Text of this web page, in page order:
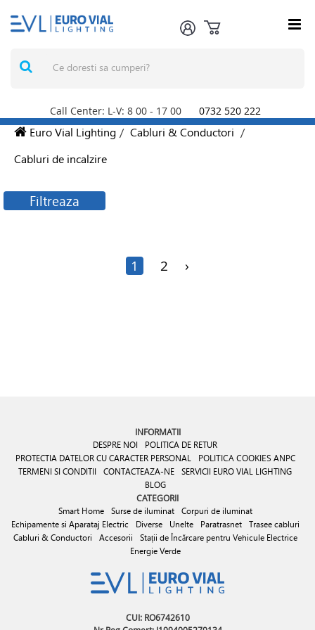
Call Center: L-V: 8 00 - 17 00 0732 520 222
Euro Vial Lighting / Cabluri & Conductori /
Cabluri de incalzire
Filtreaza
1 2 ›
INFORMATII
DESPRE NOI
POLITICA DE RETUR
PROTECTIA DATELOR CU CARACTER PERSONAL
POLITICA COOKIES ANPC
TERMENI SI CONDITII
CONTACTEAZA-NE SERVICII EURO VIAL LIGHTING
BLOG
CATEGORII
Smart Home Surse de iluminat
Corpuri de iluminat
Echipamente si Aparataj Electric
Diverse Unelte Paratrasnet
Trasee cabluri
Cabluri & Conductori
Accesorii
Stații de Încărcare pentru Vehicule Electrice
Energie Verde
CUI: RO6742610